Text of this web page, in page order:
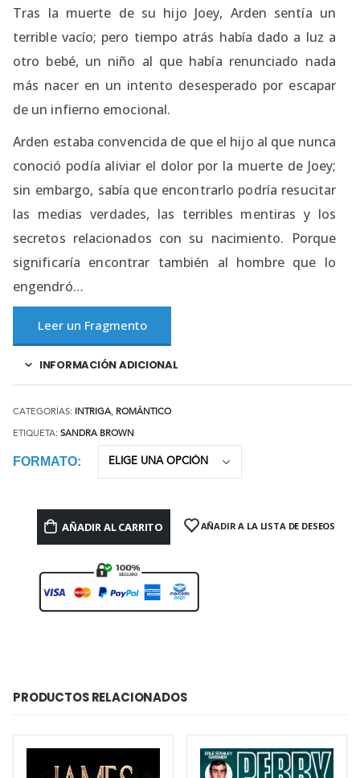
Tras la muerte de su hijo Joey, Arden sentía un
terrible vacío; pero tiempo atrás había dado a luz a
otro bebé, un niño al que había renunciado nada
más nacer en un intento desesperado por escapar
de un infierno emocional.
Arden estaba convencida de que el hijo al que nunca
conoció podía aliviar el dolor por la muerte de Joey;
sin embargo, sabía que encontrarlo podría resucitar
las medias verdades, las terribles mentiras y los
secretos relacionados con su nacimiento. Porque
significaría encontrar también al hombre que lo
engendró…
Leer un Fragmento
INFORMACIÓN ADICIONAL
CATEGORÍAS: INTRIGA, ROMÁNTICO
ETIQUETA: SANDRA BROWN
FORMATO
AÑADIR AL CARRITO AÑADIR A LA LISTA DE DESEOS
PRODUCTOS RELACIONADOS